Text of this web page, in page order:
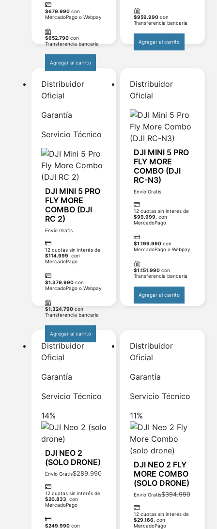
$679.990 con
MercadoPago o Webpay
$652.790 con
Transferencia bancaria
Agregar al carrito
$959.990 con
Transferencia bancaria
Agregar al carrito
Distribuidor
Oficial
Garantía
Servicio Técnico
DJI MINI 5 PRO
FLY MORE
COMBO (DJI
RC 2)
Envío Gratis
12 cuotas sin interés de
$114.999 , con
MercadoPago
$1.379.990 con
MercadoPago o Webpay
$1.324.790 con
Transferencia bancaria
Agregar al carrito
Distribuidor
Oficial
DJI MINI 5 PRO
FLY MORE
COMBO (DJI
RC-N3)
Envío Gratis
12 cuotas sin interés de
$99.999 , con
MercadoPago
$1.199.990 con
MercadoPago o Webpay
$1.151.990 con
Transferencia bancaria
Agregar al carrito
Distribuidor
Oficial
Garantía
Servicio Técnico
14%
DJI NEO 2
(SOLO DRONE)
$289.990
Envío Gratis
12 cuotas sin interés de
$20.833 , con
MercadoPago
$249.990 con
Distribuidor
Oficial
Garantía
Servicio Técnico
11%
DJI NEO 2 FLY
MORE COMBO
(SOLO DRONE)
$394.990
Envío Gratis
12 cuotas sin interés de
$29.166 , con
MercadoPago